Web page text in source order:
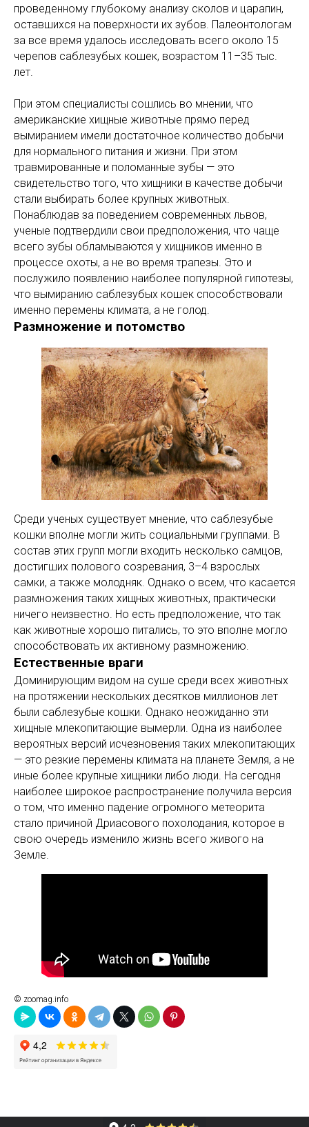
проведенному глубокому анализу сколов и царапин,
оставшихся на поверхности их зубов. Палеонтологам
за все время удалось исследовать всего около 15
черепов саблезубых кошек, возрастом 11–35 тыс.
лет.
При этом специалисты сошлись во мнении, что
американские хищные животные прямо перед
вымиранием имели достаточное количество добычи
для нормального питания и жизни. При этом
травмированные и поломанные зубы — это
свидетельство того, что хищники в качестве добычи
стали выбирать более крупных животных.
Понаблюдав за поведением современных львов,
ученые подтвердили свои предположения, что чаще
всего зубы обламываются у хищников именно в
процессе охоты, а не во время трапезы. Это и
послужило появлению наиболее популярной гипотезы,
что вымиранию саблезубых кошек способствовали
именно перемены климата, а не голод.
Размножение и потомство
Среди ученых существует мнение, что саблезубые
кошки вполне могли жить социальными группами. В
состав этих групп могли входить несколько самцов,
достигших полового созревания, 3–4 взрослых
самки, а также молодняк. Однако о всем, что касается
размножения таких хищных животных, практически
ничего неизвестно. Но есть предположение, что так
как животные хорошо питались, то это вполне могло
способствовать их активному размножению.
Естественные враги
Доминирующим видом на суше среди всех животных
на протяжении нескольких десятков миллионов лет
были саблезубые кошки. Однако неожиданно эти
хищные млекопитающие вымерли. Одна из наиболее
вероятных версий исчезновения таких млекопитающих
— это резкие перемены климата на планете Земля, а не
иные более крупные хищники либо люди. На сегодня
наиболее широкое распространение получила версия
о том, что именно падение огромного метеорита
стало причиной Дриасового похолодания, которое в
свою очередь изменило жизнь всего живого на
Земле.
© zoomag.info